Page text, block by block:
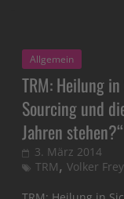
Allgemein
TRM: Heilung
Sourcing und
Jahren stehen?“
3. März 2014
TRM,Volker Frey